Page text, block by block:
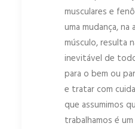
musculares e
uma mudança, na
músculo, resulta
inevitável de
para o bem ou
e tratar com
que assumimos
trabalhamos é